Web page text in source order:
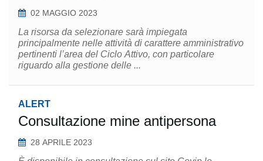
02 MAGGIO 2023
La risorsa da selezionare sarà impiegata
principalmente nelle attività di carattere amministrativo
pertinenti l’area del Ciclo Attivo, con particolare
riguardo alla gestione delle ...
ALERT
Consultazione mine antipersona
28 APRILE 2023